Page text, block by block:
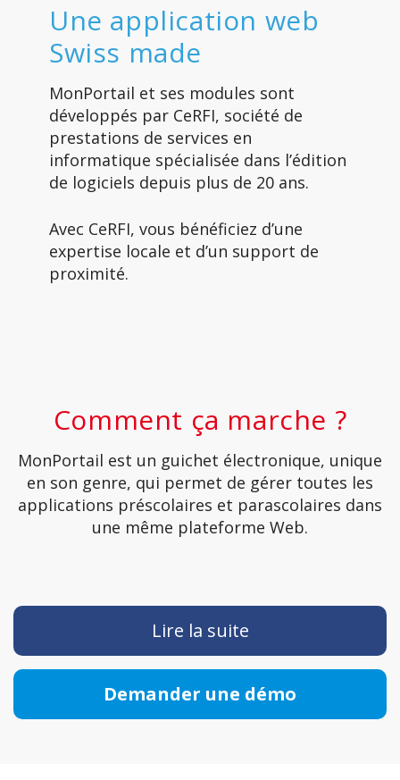
Une application web
Swiss made
MonPortail et ses modules sont
développés par CeRFI, société de
prestations de services en
informatique spécialisée dans l’édition
de logiciels depuis plus de 20 ans.
Avec CeRFI, vous bénéficiez d’une
expertise locale et d’un support de
proximité.
Comment ça marche ?
MonPortail est un guichet électronique, unique
en son genre, qui permet de gérer toutes les
applications préscolaires et parascolaires dans
une même plateforme Web.
Lire la suite
Demander une démo